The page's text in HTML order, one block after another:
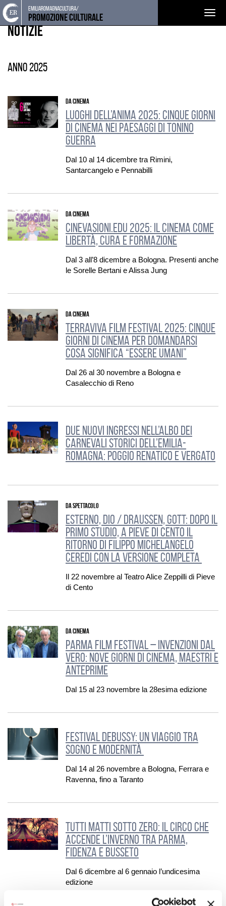
Torna
alla
home
page
Cerca
nel
sito
Salta
ai
contenuti
Salta
al
menu
principale
emiliaromagnacultura/
Promozione Culturale
EVENTI E NEWS
Notizie
Anno 2025
DA CINEMA
Luoghi dell’Anima 2025: cinque giorni
di cinema nei paesaggi di Tonino
Guerra
Dal 10 al 14 dicembre tra Rimini,
Santarcangelo e Pennabilli
DA CINEMA
Cinevasioni.edu 2025: il cinema come
libertà, cura e formazione
Dal 3 all’8 dicembre a Bologna. Presenti anche
le Sorelle Bertani e Alissa Jung
DA CINEMA
Terraviva Film Festival 2025: cinque
giorni di cinema per domandarsi
cosa significa “essere umani”
Dal 26 al 30 novembre a Bologna e
Casalecchio di Reno
Due nuovi ingressi nell’Albo dei
Carnevali storici dell’Emilia-
Romagna: Poggio Renatico e Vergato
DA SPETTACOLO
esterno, dio / draussen, gott: dopo il
primo studio, a Pieve di Cento il
ritorno di Filippo Michelangelo
Ceredi con la versione completa
Il 22 novembre al Teatro Alice Zeppilli di Pieve
di Cento
DA CINEMA
Parma Film Festival – Invenzioni dal
Vero: nove giorni di cinema, maestri e
anteprime
Dal 15 al 23 novembre la 28esima edizione
Festival Debussy: un viaggio tra
sogno e modernità
Dal 14 al 26 novembre a Bologna, Ferrara e
Ravenna, fino a Taranto
Tutti Matti sotto Zero: il circo che
accende l’inverno tra Parma,
Fidenza e Busseto
Dal 6 dicembre al 6 gennaio l’undicesima
edizione